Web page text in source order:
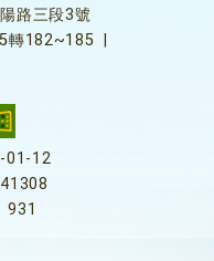
路三段3號
轉182~185
01-12
931